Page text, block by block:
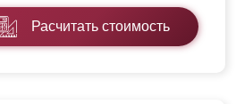
Расчитать стоимость